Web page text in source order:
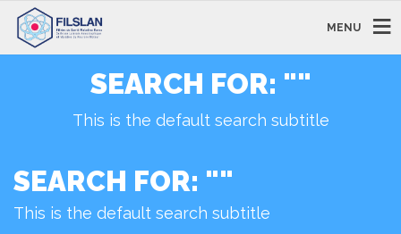
MENU
SEARCH FOR: ""
This is the default search subtitle
SEARCH FOR: ""
This is the default search subtitle